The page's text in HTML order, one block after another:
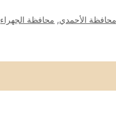
محافظة الأحمدي, محافظة الجهراء